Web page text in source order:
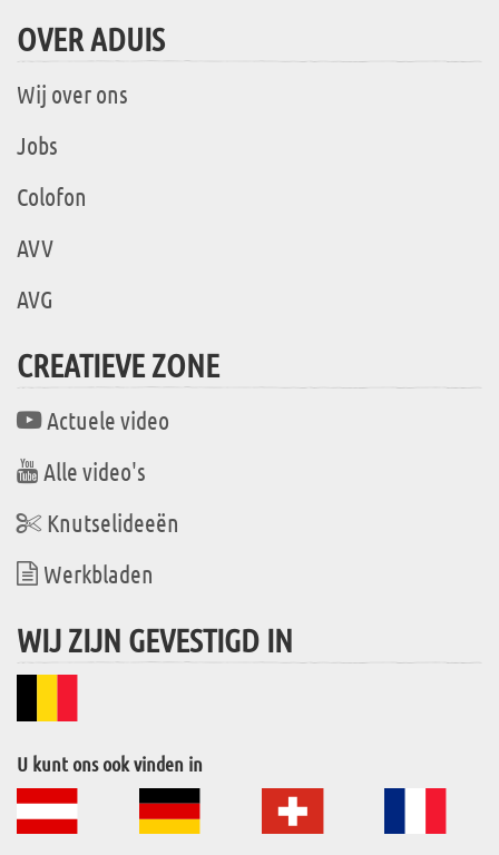
OVER ADUIS
Wij over ons
Jobs
Colofon
AVV
AVG
CREATIEVE ZONE
Actuele video
Alle video's
Knutselideeën
Werkbladen
WIJ ZIJN GEVESTIGD IN
U kunt ons ook vinden in